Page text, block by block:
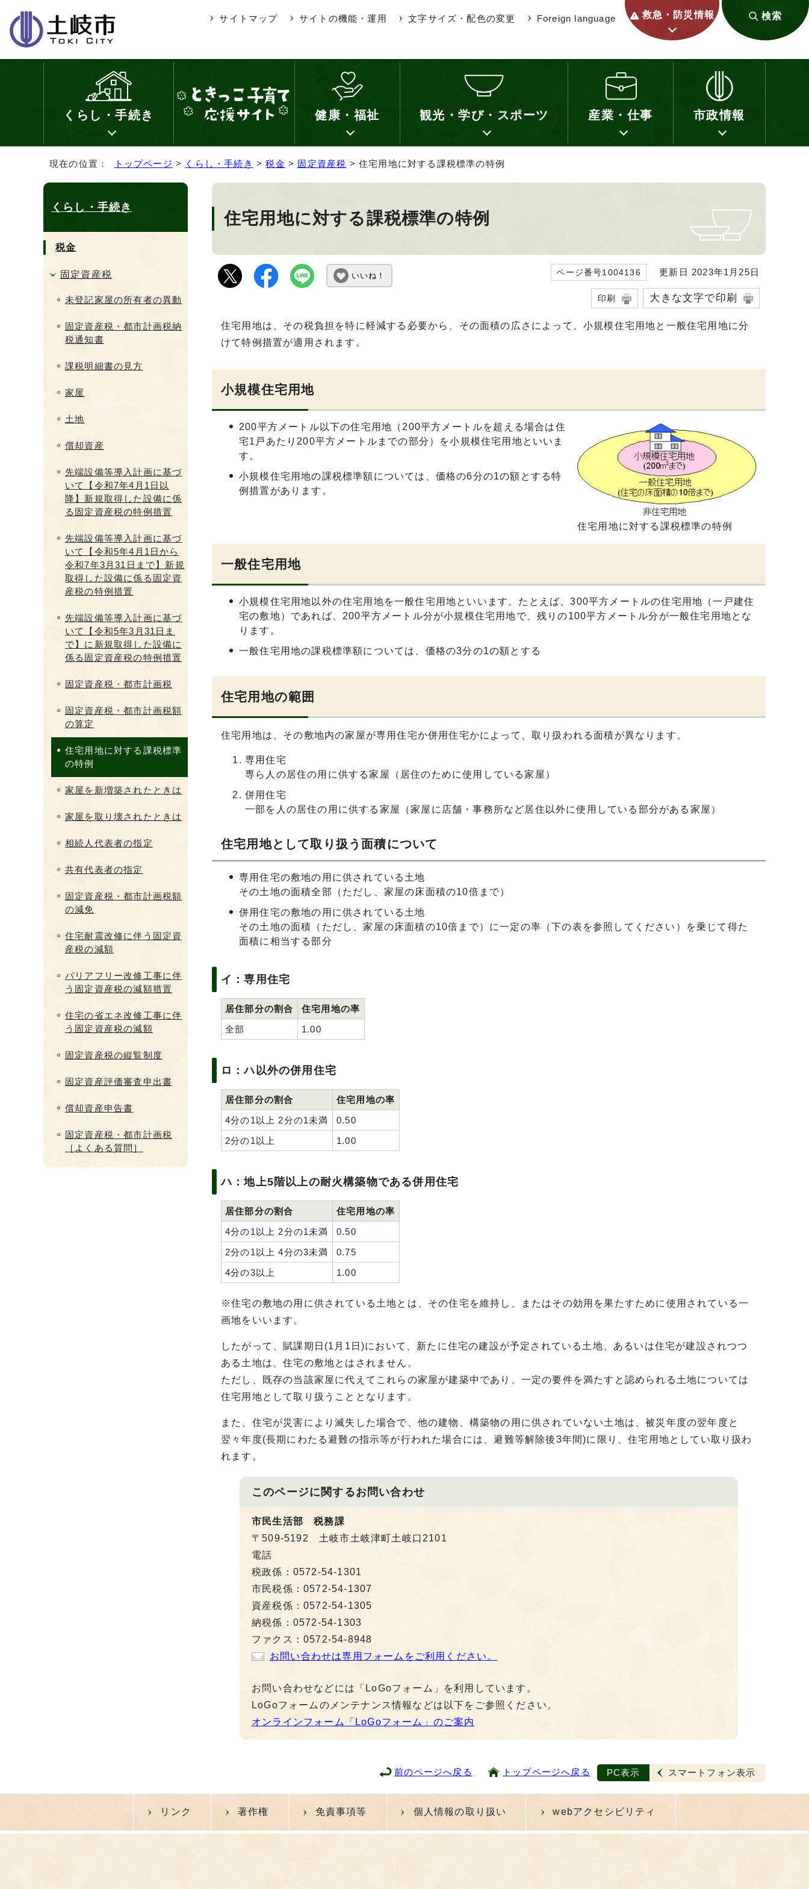
サイトマップ サイトの機能・運用 文字サイズ・配色の変更 Foreign language 救急・防災情報 検索
くらし・手続き 健康・福祉 観光・学び・スポーツ 産業・仕事 市政情報
現在の位置： トップページ > くらし・手続き >税金 > 固定資産税 > 住宅用地に対する課税標準の特例
住宅用地に対する課税標準の特例
いいね！ ページ番号1004136 更新日 2023年1月25日
印刷 大きな文字で印刷
住宅用地は、その税負担を特に軽減する必要から、その面積の広さによって、小規模住宅用地と一般住宅用地に分
けて特例措置が適用されます。
小規模住宅用地
住宅用地に対する課税標準の特例
200平方メートル以下の住宅用地（200平方メートルを超える場合は住
宅1戸あたり200平方メートルまでの部分）を小規模住宅用地といいま
す。
小規模住宅用地の課税標準額については、価格の6分の1の額とする特
例措置があります。
一般住宅用地
小規模住宅用地以外の住宅用地を一般住宅用地といいます。たとえば、300平方メートルの住宅用地（一戸建住
宅の敷地）であれば、200平方メートル分が小規模住宅用地で、残りの100平方メートル分が一般住宅用地とな
ります。
一般住宅用地の課税標準額については、価格の3分の1の額とする
住宅用地の範囲
住宅用地は、その敷地内の家屋が専用住宅か併用住宅かによって、取り扱われる面積が異なります。
専用住宅
専ら人の居住の用に供する家屋（居住のために使用している家屋）
併用住宅
一部を人の居住の用に供する家屋（家屋に店舗・事務所など居住以外に使用している部分がある家屋）
住宅用地として取り扱う面積について
専用住宅の敷地の用に供されている土地
その土地の面積全部（ただし、家屋の床面積の10倍まで）
併用住宅の敷地の用に供されている土地
その土地の面積（ただし、家屋の床面積の10倍まで）に一定の率（下の表を参照してください）を乗じて得た
面積に相当する部分
イ：専用住宅
居住部分の割合
住宅用地の率
全部
1.00
ロ：ハ以外の併用住宅
居住部分の割合
住宅用地の率
4分の1以上 2分の1未満
0.50
2分の1以上
1.00
ハ：地上5階以上の耐火構築物である併用住宅
居住部分の割合
住宅用地の率
4分の1以上 2分の1未満
0.50
2分の1以上 4分の3未満
0.75
4分の3以上
1.00
※住宅の敷地の用に供されている土地とは、その住宅を維持し、またはその効用を果たすために使用されている一
画地をいいます。
したがって、賦課期日(1月1日)において、新たに住宅の建設が予定されている土地、あるいは住宅が建設されつつ
ある土地は、住宅の敷地とはされません。
ただし、既存の当該家屋に代えてこれらの家屋が建築中であり、一定の要件を満たすと認められる土地については
住宅用地として取り扱うこととなります。
また、住宅が災害により滅失した場合で、他の建物、構築物の用に供されていない土地は、被災年度の翌年度と
翌々年度(長期にわたる避難の指示等が行われた場合には、避難等解除後3年間)に限り、住宅用地としてい取り扱わ
れます。
このページに関するお問い合わせ
市民生活部 税務課
〒509-5192 土岐市土岐津町土岐口2101
電話
税政係：0572-54-1301
市民税係：0572-54-1307
資産税係：0572-54-1305
納税係：0572-54-1303
ファクス：0572-54-8948
お問い合わせは専用フォームをご利用ください。
お問い合わせなどには「LoGoフォーム」を利用しています。
LoGoフォームのメンテナンス情報などは以下をご参照ください。
オンラインフォーム「LoGoフォーム」のご案内
くらし・手続き
税金
固定資産税
未登記家屋の所有者の異動
固定資産税・都市計画税納
税通知書
課税明細書の見方
家屋
土地
償却資産
先端設備等導入計画に基づ
いて【令和7年4月1日以
降】新規取得した設備に係
る固定資産税の特例措置
先端設備等導入計画に基づ
いて【令和5年4月1日から
令和7年3月31日まで】新規
取得した設備に係る固定資
産税の特例措置
先端設備等導入計画に基づ
いて【令和5年3月31日ま
で】に新規取得した設備に
係る固定資産税の特例措置
固定資産税・都市計画税
固定資産税・都市計画税額
の算定
住宅用地に対する課税標準
の特例
家屋を新増築されたときは
家屋を取り壊されたときは
相続人代表者の指定
共有代表者の指定
固定資産税・都市計画税額
の減免
住宅耐震改修に伴う固定資
産税の減額
バリアフリー改修工事に伴
う固定資産税の減額措置
住宅の省エネ改修工事に伴
う固定資産税の減額
固定資産税の縦覧制度
固定資産評価審査申出書
償却資産申告書
固定資産税・都市計画税
［よくある質問］
前のページへ戻る トップページへ戻る PC表示 スマートフォン表示
リンク 著作権 免責事項等 個人情報の取り扱い webアクセシビリティ